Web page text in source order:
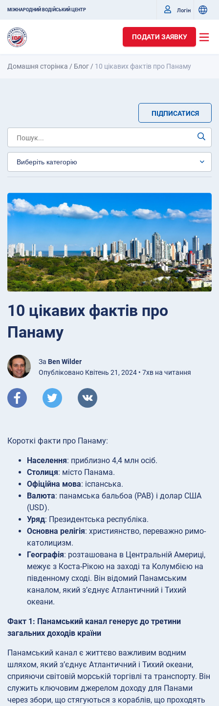
МІЖНАРОДНИЙ ВОДІЙСЬКИЙ ЦЕНТР Логін
ПОДАТИ ЗАЯВКУ
Домашня сторінка / Блог / 10 цікавих фактів про Панаму
ПІДПИСАТИСЯ
10 цікавих фактів про
Панаму
За Ben Wilder
Опубліковано Квітень 21, 2024 • 7хв на читання
Короткі факти про Панаму:
Населення: приблизно 4,4 млн осіб.
Столиця: місто Панама.
Офіційна мова: іспанська.
Валюта: панамська бальбоа (PAB) і долар США
(USD).
Уряд: Президентська республіка.
Основна релігія: християнство, переважно римо-
католицизм.
Географія: розташована в Центральній Америці,
межує з Коста-Рікою на заході та Колумбією на
південному сході. Він відомий Панамським
каналом, який з’єднує Атлантичний і Тихий
океани.
Факт 1: Панамський канал генерує до третини
загальних доходів країни
Панамський канал є життєво важливим водним
шляхом, який з’єднує Атлантичний і Тихий океани,
сприяючи світовій морській торгівлі та транспорту. Він
служить ключовим джерелом доходу для Панами
через збори, що стягуються з кораблів, що проходять